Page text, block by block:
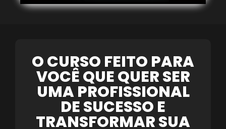
O CURSO FEITO PARA
VOCÊ QUE QUER SER
UMA PROFISSIONAL
DE SUCESSO E
TRANSFORMAR SUA